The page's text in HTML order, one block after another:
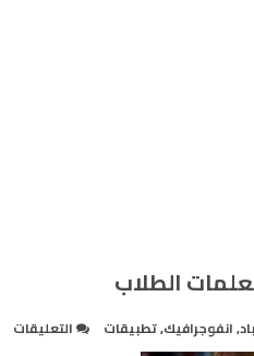
,انفوجرافيك,تطبيقات التعليقات